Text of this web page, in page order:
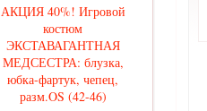
АКЦИЯ 40%! Игровой
костюм
ЭКСТАВАГАНТНАЯ
МЕДСЕСТРА: блузка,
юбка-фартук, чепец,
разм.OS (42-46)